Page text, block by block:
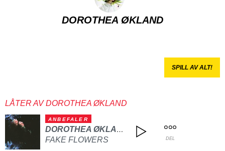
DOROTHEA ØKLAND
SPILL AV ALT!
LÅTER AV DOROTHEA ØKLAND
ANBEFALER
DOROTHEA ØKLAND
FAKE FLOWERS DEL